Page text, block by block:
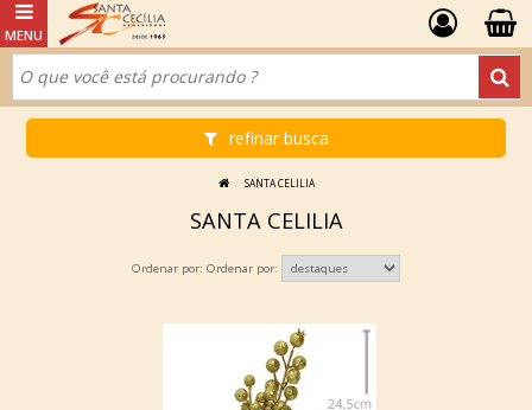
refinar busca
SANTA CELILIA
SANTA CELILIA
Ordenar por: